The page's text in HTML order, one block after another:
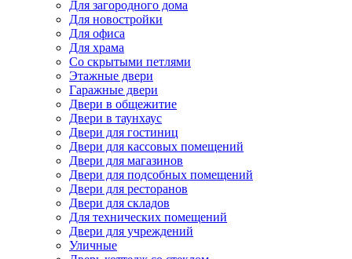
Для загородного дома
Для новостройки
Для офиса
Для храма
Со скрытыми петлями
Этажные двери
Гаражные двери
Двери в общежитие
Двери в таунхаус
Двери для гостиниц
Двери для кассовых помещений
Двери для магазинов
Двери для подсобных помещений
Двери для ресторанов
Двери для складов
Для технических помещений
Двери для учреждений
Уличные